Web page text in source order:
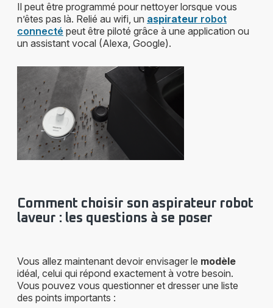
Il peut être programmé pour nettoyer lorsque vous
n’êtes pas là. Relié au wifi, un aspirateur robot
connecté peut être piloté grâce à une application ou
un assistant vocal (Alexa, Google).
Comment choisir son aspirateur robot
laveur : les questions à se poser
Vous allez maintenant devoir envisager le modèle
idéal, celui qui répond exactement à votre besoin.
Vous pouvez vous questionner et dresser une liste
des points importants :